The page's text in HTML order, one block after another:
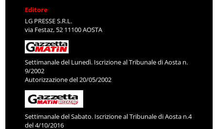
Editore
LG PRESSE S.R.L.
via Festaz, 52 11100 AOSTA
Settimanale del Lunedì. Iscrizione al Tribunale di Aosta n.
9/2002
Autorizzazione del 20/05/2002
Settimanale del Sabato. Iscrizione al Tribunale di Aosta n.4
del 4/10/2016